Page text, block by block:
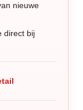
nieuwe
direct bij